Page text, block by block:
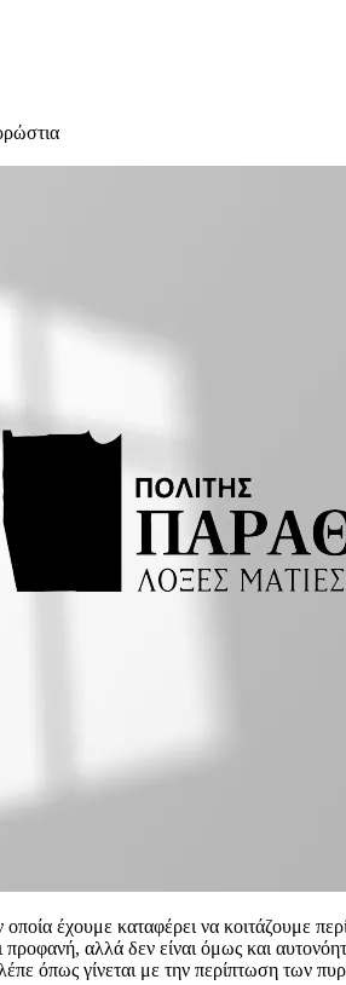
έχουμε καταφέρει να κοιτάζουμε
προφανή, αλλά δεν είναι όμως και
όπως γίνεται με την περίπτωση των